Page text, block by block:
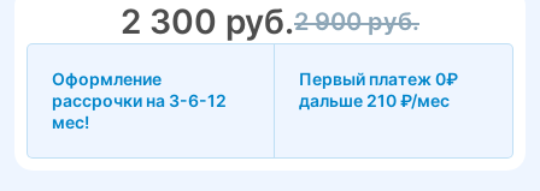
2 900 руб.
2 300 руб.
Оформление
рассрочки на 3-6-12
мес!
Первый платеж 0₽
дальше 210 ₽/мес